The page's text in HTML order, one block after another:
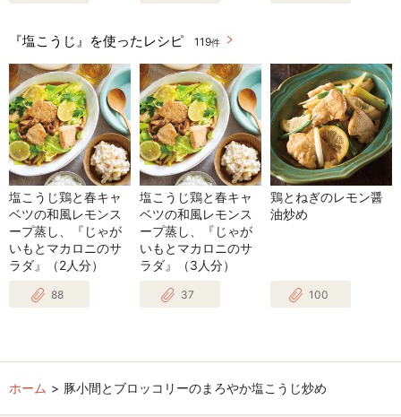
『塩こうじ』を使ったレシピ 119件
塩こうじ鶏と春キャ
ベツの和風レモンス
ープ蒸し、『じゃが
いもとマカロニのサ
ラダ』（2人分）
88
塩こうじ鶏と春キャ
ベツの和風レモンス
ープ蒸し、『じゃが
いもとマカロニのサ
ラダ』（3人分）
37
鶏とねぎのレモン醤
油炒め
100
ホーム 豚小間とブロッコリーのまろやか塩こうじ炒め